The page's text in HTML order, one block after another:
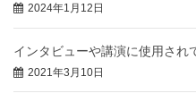
2024年1月12日
インタビューや講演に使用され
2021年3月10日